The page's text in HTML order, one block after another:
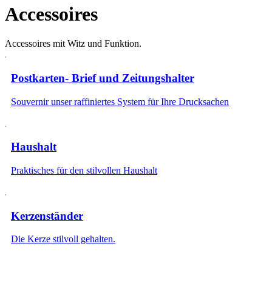
Accessoires
Accessoires mit Witz und Funktion.
Postkarten- Brief und Zeitungshalter
Souvernir unser raffiniertes System für Ihre Drucksachen
Haushalt
Praktisches für den stilvollen Haushalt
Kerzenständer
Die Kerze stilvoll gehalten.